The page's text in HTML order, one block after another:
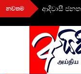
Skip
to
නවතම ආදිවාසී